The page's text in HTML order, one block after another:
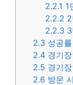
2.2.1 1
2.2.2
2.2.3
2.3 성공
2.4 경기
2.5 경기
2.6 방문